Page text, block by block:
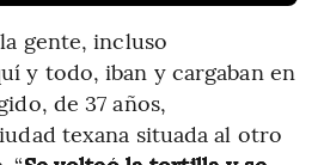
gente, incluso
y todo, iban y cargaban en
de 37 años,
texana situada al otro